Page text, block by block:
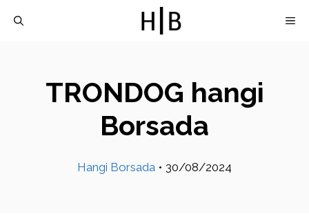
TRONDOG hangi
Borsada
Hangi Borsada • 30/08/2024